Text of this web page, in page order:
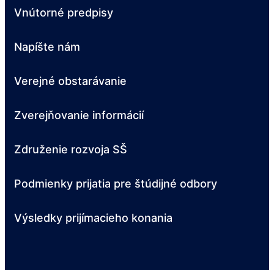
Vnútorné predpisy
Napíšte nám
Verejné obstarávanie
Zverejňovanie informácií
Združenie rozvoja SŠ
Podmienky prijatia pre štúdijné odbory
Výsledky prijímacieho konania